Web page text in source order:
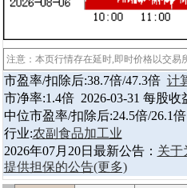
注意：本页行情存在延时,即时价格以交易
市盈率/扣除后:38.7倍/47.3倍 计
市净率:1.4倍 2026-03-31 每股收
中位市盈率/扣除后:24.5倍/26.1倍
行业:农副食品加工业
2026年07月20日最新公告： 关于
提供担保的公告(更多)